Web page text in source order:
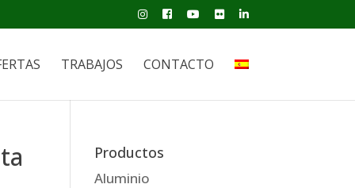
TRABAJOS CONTACTO
Productos
Aluminio